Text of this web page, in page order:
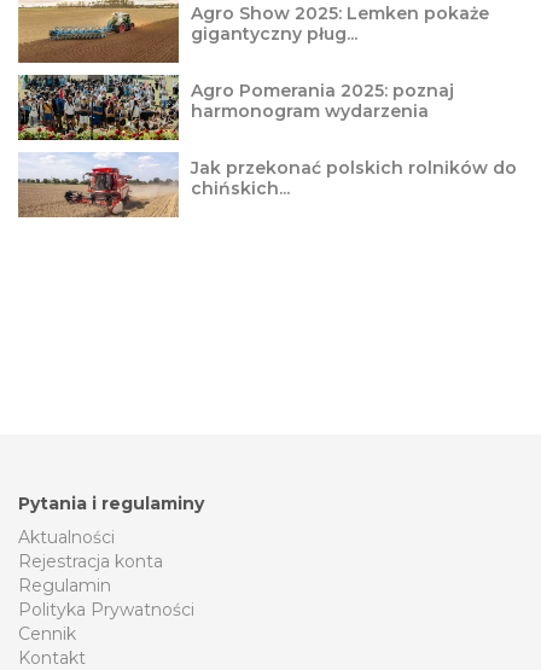
Agro Show 2025: Lemken pokaże
gigantyczny pług...
Agro Pomerania 2025: poznaj
harmonogram wydarzenia
Jak przekonać polskich rolników do
chińskich...
Pytania i regulaminy
Aktualności
Rejestracja konta
Regulamin
Polityka Prywatności
Cennik
Kontakt